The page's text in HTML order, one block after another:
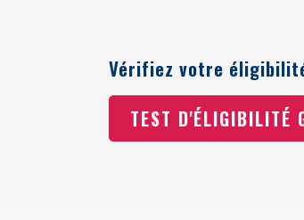
Vérifiez votre
TEST D'ÉLIGIBILITÉ